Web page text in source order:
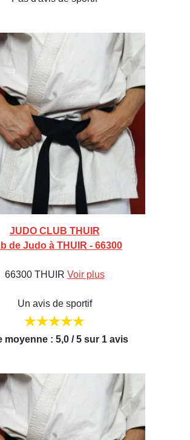
JUDO CLUB THUIR
de Judo à THUIR - 66300
66300 THUIR Voir plus
Un avis de sportif
moyenne : 5,0 / 5 sur 1 avis